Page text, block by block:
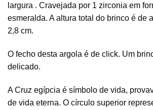
largura . Cravejada por 1 zirconia em
esmeralda. A altura total do brinco é de
2,8 cm.
O fecho desta argola é de click. Um
delicado.
A Cruz egípcia é símbolo de vida,
de vida eterna. O círculo superior